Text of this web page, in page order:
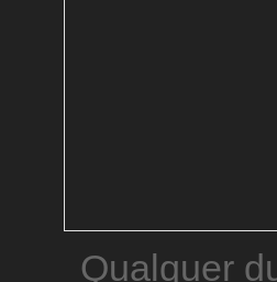
Qualquer